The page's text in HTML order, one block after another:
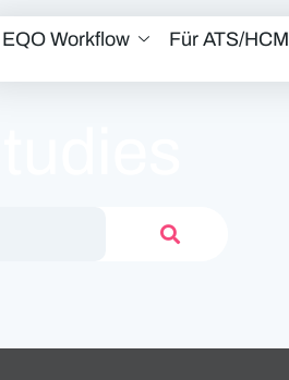
EQO Workflow Für ATS/HCM